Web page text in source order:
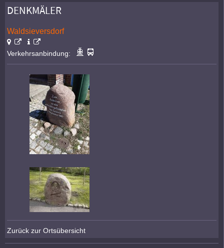
DENKMÄLER
Waldsieversdorf
Verkehrsanbindung:
Zurück zur Ortsübersicht